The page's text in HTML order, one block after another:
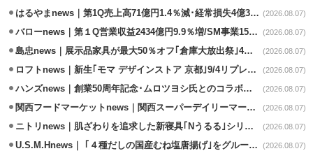
はるやまnews｜第1Q売上高71億円1.4％減･経常損失4億3800万円 (2026.08.07)
バローnews｜第１Q営業収益2434億円9.9％増/SM事業15.5％増と絶好調 (2026.08.07)
島忠news｜展示品家具が最大50％オフ｢倉庫大放出祭｣4店舗限定で開催 (2026.08.07)
ロフトnews｜新生｢モマ デザインストア 京都｣9/4リプレイスオープン (2026.08.07)
ハンズnews｜創業50周年記念･ムロツヨシ氏とのコラボ企画｢ムロハンズ｣開催 (2026.08.07)
関西フードマーケットnews｜関西スーパーデイリーマート蒲生店8/7改装 (2026.08.07)
ニトリnews｜肌ざわりを追求した新寝具｢Nうるる｣シリーズを発売 (2026.08.07)
U.S.M.Hnews｜ ｢４種だしの国産むね塩唐揚げ｣をグループ610店で共同販促 (2026.08.07)